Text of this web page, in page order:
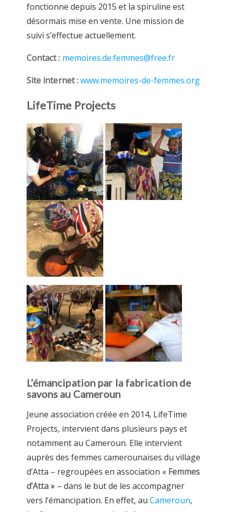
fonctionne depuis 2015 et la spiruline est
désormais mise en vente. Une mission de
suivi s’effectue actuellement.
Contact : memoires.de.femmes@free.fr
Site internet :www.memoires-de-femmes.org
LifeTime Projects
L’émancipation par la fabrication de
savons au Cameroun
Jeune association créée en 2014, LifeTime
Projects, intervient dans plusieurs pays et
notamment au Cameroun. Elle intervient
auprès des femmes camerounaises du village
d’Atta – regroupées en association « Femmes
d’Atta » – dans le but de les accompagner
vers l’émancipation. En effet, au Cameroun,